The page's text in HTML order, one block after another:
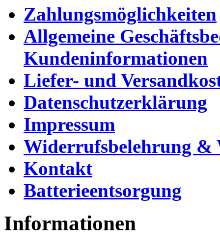
Zahlungsmöglichkeiten
Allgemeine
Kundeninformationen
Liefer- und
Datenschutzerklärung
Impressum
Widerrufsbelehrung
Kontakt
Batterieentsorgung
Informationen